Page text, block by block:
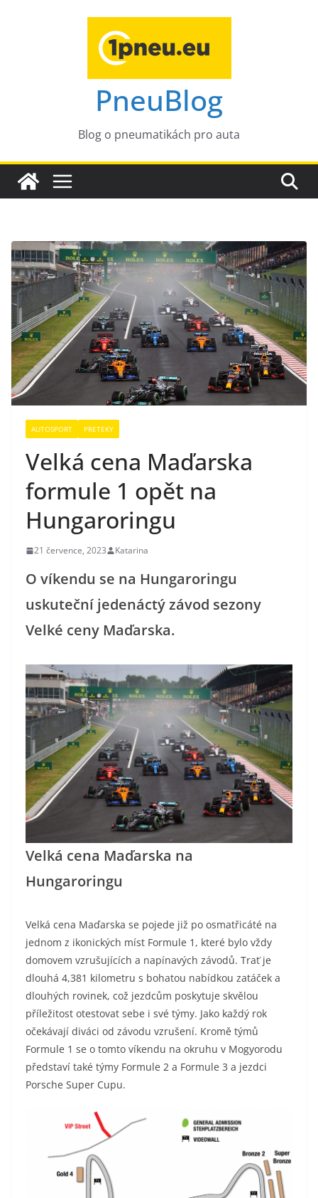
PneuBlog
Blog o pneumatikách pro auta
AUTOSPORT PRETEKY
Velká cena Maďarska
formule 1 opět na
Hungaroringu
21 července, 2023 Katarina
O víkendu se na Hungaroringu
uskuteční jedenáctý závod sezony
Velké ceny Maďarska.
Velká cena Maďarska na
Hungaroringu
Velká cena Maďarska se pojede již po osmatřicáté na
jednom z ikonických míst Formule 1, které bylo vždy
domovem vzrušujících a napínavých závodů. Trať je
dlouhá 4,381 kilometru s bohatou nabídkou zatáček a
dlouhých rovinek, což jezdcům poskytuje skvělou
příležitost otestovat sebe i své týmy. Jako každý rok
očekávají diváci od závodu vzrušení. Kromě týmů
Formule 1 se o tomto víkendu na okruhu v Mogyorodu
představí také týmy Formule 2 a Formule 3 a jezdci
Porsche Super Cupu.